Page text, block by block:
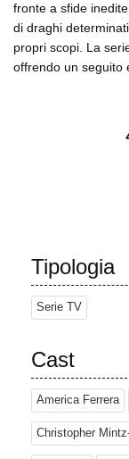
fronte a sfide
di draghi
propri scopi. La
offrendo un seguito
Tipologia
Serie TV
Cast
America Ferrera
Christopher